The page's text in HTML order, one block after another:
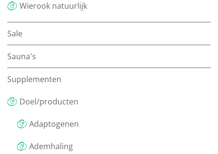
Wierook natuurlijk
Sale
Sauna's
Supplementen
Doel/producten
Adaptogenen
Ademhaling